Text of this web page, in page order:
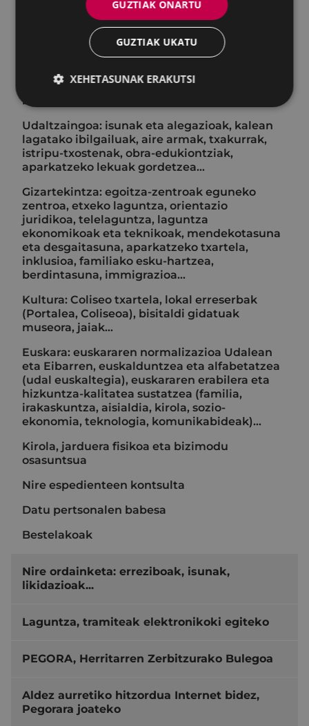
materialak lagatzea, udal hilerria, arbolak
botatzea, mantentze lanak (lorategiak, udal
ekipamenduak, argiteria)...
Garapen ekonomikoa, enplegua eta
berrikuntza: lanerako formakuntza;
merkataritza, industria eta ekintzailetasuna
bultzatzeko jarduerak eta programak...
Udaltzaingoa: isunak eta alegazioak, kalean
lagatako ibilgailuak, aire armak, txakurrak,
istripu-txostenak, obra-edukiontziak,
aparkatzeko lekuak gordetzea...
Gizartekintza: egoitza-zentroak eguneko
zentroa, etxeko laguntza, orientazio
juridikoa, telelaguntza, laguntza
ekonomikoak eta teknikoak, mendekotasuna
eta desgaitasuna, aparkatzeko txartela,
inklusioa, familiako esku-hartzea,
berdintasuna, immigrazioa...
Kultura: Coliseo txartela, lokal erreserbak
(Portalea, Coliseoa), bisitaldi gidatuak
museora, jaiak...
Euskara: euskararen normalizazioa Udalean
eta Eibarren, euskalduntzea eta alfabetatzea
(udal euskaltegia), euskararen erabilera eta
hizkuntza-kalitatea sustatzea (familia,
irakaskuntza, aisialdia, kirola, sozio-
ekonomia, teknologia, komunikabideak)…
Kirola, jarduera fisikoa eta bizimodu
osasuntsua
Nire espedienteen kontsulta
Datu pertsonalen babesa
Bestelakoak
Nire ordainketa: erreziboak, isunak,
likidazioak...
Laguntza, tramiteak elektronikoki egiteko
PEGORA, Herritarren Zerbitzurako Bulegoa
Aldez aurretiko hitzordua Internet bidez,
Pegorara joateko
GUZTIAK ONARTU
GUZTIAK UKATU
XEHETASUNAK ERAKUTSI